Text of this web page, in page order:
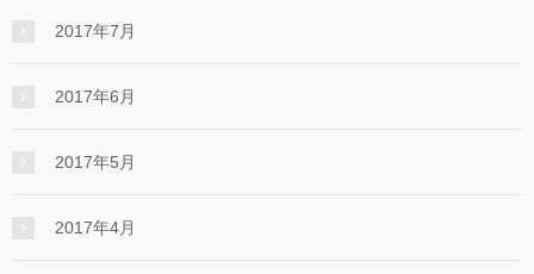
2017年7月
2017年6月
2017年5月
2017年4月